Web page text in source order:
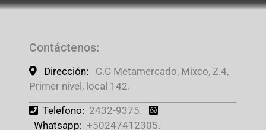
Contáctenos:
Dirección:
C.C Metamercado, Mixco, Z.4,
Primer nivel, local 142.
Telefono: 2432-9375.
Whatsapp: +50247412305.